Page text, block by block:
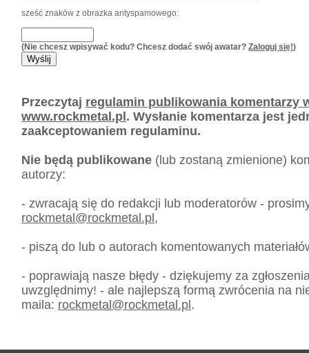
sześć znaków z obrazka antyspamowego:
(Nie chcesz wpisywać kodu? Chcesz dodać swój awatar? Zaloguj się!)
Przeczytaj regulamin publikowania komentarzy
www.rockmetal.pl. Wysłanie komentarza jest
zaakceptowaniem regulaminu.
Nie będą publikowane (lub zostaną zmienione)
autorzy:
- zwracają się do redakcji lub moderatorów -
rockmetal@rockmetal.pl,
- piszą do lub o autorach komentowanych
- poprawiają nasze błędy - dziękujemy za
uwzględnimy! - ale najlepszą formą zwrócenia na
maila: rockmetal@rockmetal.pl.